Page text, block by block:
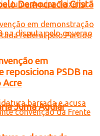
Juma Aguiar
Democracia Cristã
em
reposiciona PSDB na
Acre